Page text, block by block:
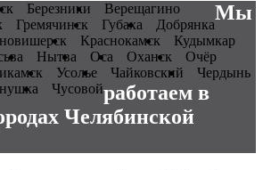
Березники
Верещагино
Гремячинск Губаха
Добрянка
Краснокамск
Кудымкар
Нытва Оса Оханск
Очёр
Усолье Чайковский
Чердынь
Чусовой
Мы
работаем в
Челябинской